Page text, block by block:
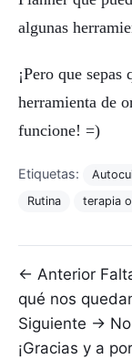
algunas
¡Pero que
herramienta de
funcione! =)
Etiquetas:
Rutina
terapia
← Anterior
qué nos
Siguiente →
¡Gracias y a